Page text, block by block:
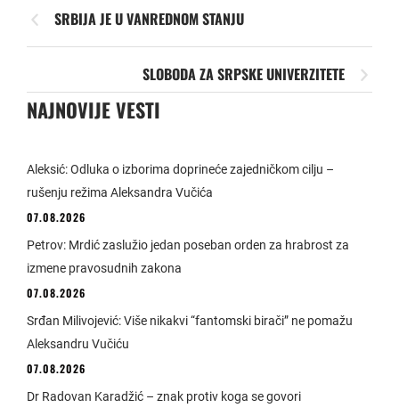
SRBIJA JE U VANREDNOM STANJU
SLOBODA ZA SRPSKE UNIVERZITETE
NAJNOVIJE VESTI
Aleksić: Odluka o izborima doprineće zajedničkom cilju –
rušenju režima Aleksandra Vučića
07.08.2026
Petrov: Mrdić zaslužio jedan poseban orden za hrabrost za
izmene pravosudnih zakona
07.08.2026
Srđan Milivojević: Više nikakvi “fantomski birači” ne pomažu
Aleksandru Vučiću
07.08.2026
Dr Radovan Karadžić – znak protiv koga se govori